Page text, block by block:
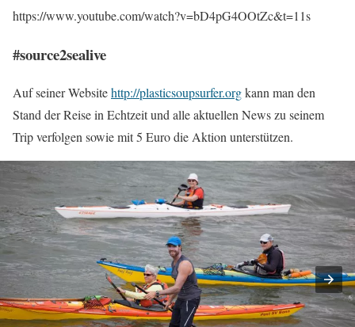
https://www.youtube.com/watch?v=bD4pG4OOtZc&t=11s
#source2sealive
Auf seiner Websitehttp://plasticsoupsurfer.orgkann man den
Stand der Reise in Echtzeit und alle aktuellen News zu seinem
Trip verfolgen sowie mit 5 Euro die Aktion unterstützen.